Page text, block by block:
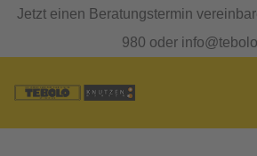
Jetzt einen Beratungstermin
980 oder